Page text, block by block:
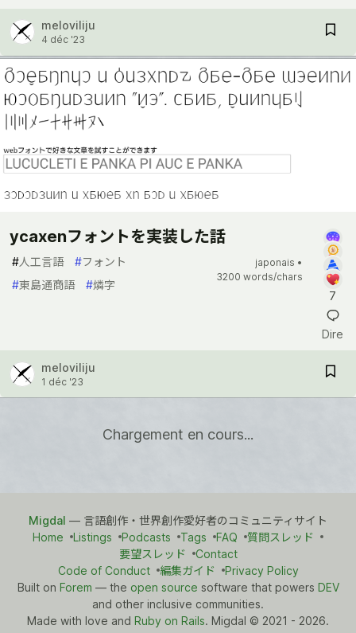
meloviliju
4 déc '23
ycaxenフォントを実装した話
#人工言語 #フォント
#東島通商語 #燐字
japonais •
3200 words/chars
7
Dire
meloviliju
1 déc '23
Chargement en cours...
Migdal — 言語創作・世界創作愛好者のコミュニティサイト
Home
Listings Podcasts Tags FAQ
質問スレッド
要望スレッド
Contact
Code of Conduct
編集ガイド
Privacy Policy
Built on Forem — the open source software that powers DEV
and other inclusive communities.
Made with love and Ruby on Rails. Migdal © 2021 - 2026.